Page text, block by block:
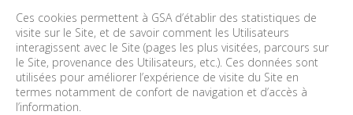
Ces cookies permettent à GSA d’établir des statistiques de
visite sur le Site, et de savoir comment les Utilisateurs
interagissent avec le Site (pages les plus visitées, parcours sur
le Site, provenance des Utilisateurs, etc.). Ces données sont
utilisées pour améliorer l’expérience de visite du Site en
termes notamment de confort de navigation et d’accès à
l’information.